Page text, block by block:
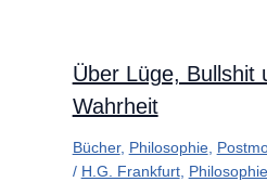
Über Lüge, Bullshit
Wahrheit
Bücher, Philosophie,
/ H.G. Frankfurt, Philosophie